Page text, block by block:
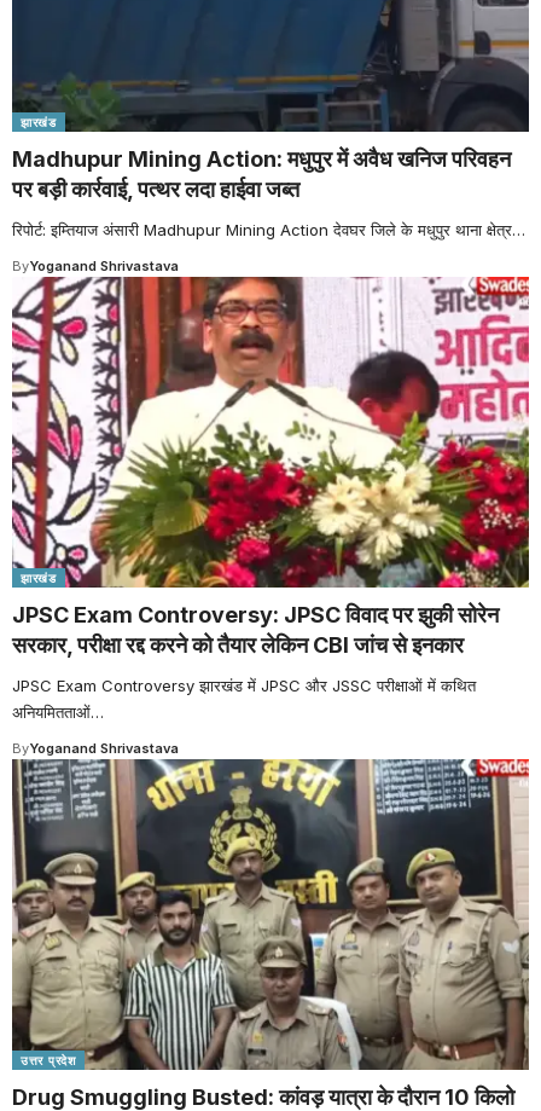
झारखंड
Madhupur Mining Action: मधुपुर में अवैध खनिज परिवहन
पर बड़ी कार्रवाई, पत्थर लदा हाईवा जब्त
रिपोर्ट: इम्तियाज अंसारी Madhupur Mining Action देवघर जिले के मधुपुर थाना क्षेत्र…
ByYoganand Shrivastava
झारखंड
JPSC Exam Controversy: JPSC विवाद पर झुकी सोरेन
सरकार, परीक्षा रद्द करने को तैयार लेकिन CBI जांच से इनकार
JPSC Exam Controversy झारखंड में JPSC और JSSC परीक्षाओं में कथित
अनियमितताओं…
ByYoganand Shrivastava
उत्तर प्रदेश
Drug Smuggling Busted: कांवड़ यात्रा के दौरान 10 किलो